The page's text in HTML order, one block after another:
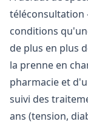
téléconsultation
conditions
de plus en plus
la prenne en
pharmacie et
suivi des
ans (tension,